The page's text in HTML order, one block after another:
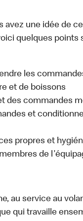
avez une idée de
quelques points
les
et de boissons
des commandes
et
propres et
de
au service au
qui travaille